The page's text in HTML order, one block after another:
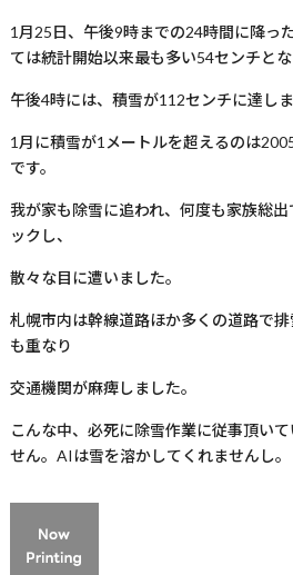
1 月25日、午後9時までの24時間に降っ
ては統計開始以来最も多い54センチとな
午後4時には、積雪が112センチに達しま
1 月に積雪が1 メートルを超えるのは
です。
我が家も除雪に追われ、何度も家族総
ックし、
散々な目に遭いました。
札幌市内は幹線道路ほか多くの道路で排
も重なり
交通機関が麻痺しました。
こんな中、必死に除雪作業に従事頂い
せん。 AIは雪を溶かしてくれませんし。